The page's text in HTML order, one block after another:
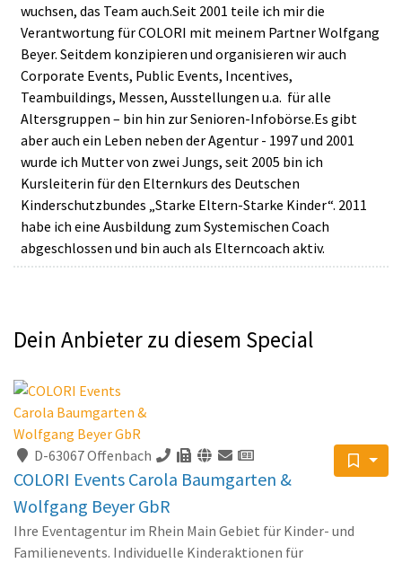
wuchsen, das Team auch.Seit 2001 teile ich mir die
Verantwortung für COLORI mit meinem Partner Wolfgang
Beyer. Seitdem konzipieren und organisieren wir auch
Corporate Events, Public Events, Incentives,
Teambuildings, Messen, Ausstellungen u.a. für alle
Altersgruppen – bin hin zur Senioren-Infobörse.Es gibt
aber auch ein Leben neben der Agentur - 1997 und 2001
wurde ich Mutter von zwei Jungs, seit 2005 bin ich
Kursleiterin für den Elternkurs des Deutschen
Kinderschutzbundes „Starke Eltern-Starke Kinder“. 2011
habe ich eine Ausbildung zum Systemischen Coach
abgeschlossen und bin auch als Elterncoach aktiv.
Dein Anbieter zu diesem Special
D-63067 Offenbach
COLORI Events Carola Baumgarten &
Wolfgang Beyer GbR
Ihre Eventagentur im Rhein Main Gebiet für Kinder- und
Familienevents. Individuelle Kinderaktionen für